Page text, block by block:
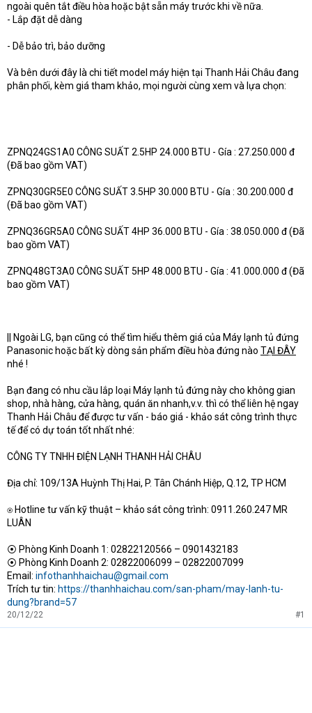
ngoài quên tắt điều hòa hoặc bật sẵn máy trước khi về nữa.
- Lắp đặt dễ dàng
- Dễ bảo trì, bảo dưỡng
Và bên dưới đây là chi tiết model máy hiện tại Thanh Hải Châu đang
phân phối, kèm giá tham khảo, mọi người cùng xem và lựa chọn:
ZPNQ24GS1A0 CÔNG SUẤT 2.5HP 24.000 BTU - Gía : 27.250.000 đ
(Đã bao gồm VAT)
ZPNQ30GR5E0 CÔNG SUẤT 3.5HP 30.000 BTU - Gía : 30.200.000 đ
(Đã bao gồm VAT)
ZPNQ36GR5A0 CÔNG SUẤT 4HP 36.000 BTU - Gía : 38.050.000 đ (Đã
bao gồm VAT)
ZPNQ48GT3A0 CÔNG SUẤT 5HP 48.000 BTU - Gía : 41.000.000 đ (Đã
bao gồm VAT)
|| Ngoài LG, bạn cũng có thể tìm hiểu thêm giá của Máy lạnh tủ đứng
Panasonic hoặc bất kỳ dòng sản phẩm điều hòa đứng nào TẠI ĐÂY
nhé !
Bạn đang có nhu cầu lắp loại Máy lạnh tủ đứng này cho không gian
shop, nhà hàng, cửa hàng, quán ăn nhanh,v.v. thì có thể liên hệ ngay
Thanh Hải Châu để được tư vấn - báo giá - khảo sát công trình thực
tế để có dự toán tốt nhất nhé:
CÔNG TY TNHH ĐIỆN LẠNH THANH HẢI CHÂU
Địa chỉ: 109/13A Huỳnh Thị Hai, P. Tân Chánh Hiệp, Q.12, TP HCM
⍟ Hotline tư vấn kỹ thuật – khảo sát công trình: 0911.260.247 MR
LUÂN
⦿ Phòng Kinh Doanh 1: 02822120566 – 0901432183
⦿ Phòng Kinh Doanh 2: 02822006099 – 02822007099
Email: infothanhhaichau@gmail.com
Trích tư tin: https://thanhhaichau.com/san-pham/may-lanh-tu-
dung?brand=57
20/12/22 #1